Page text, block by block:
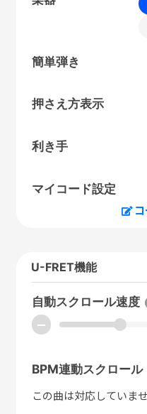
簡単弾き
押さえ方表示
利き手
マイコード設定
U-FRET機能
自動スクロール速度
ー
BPM連動スクロール
この曲は対応していま